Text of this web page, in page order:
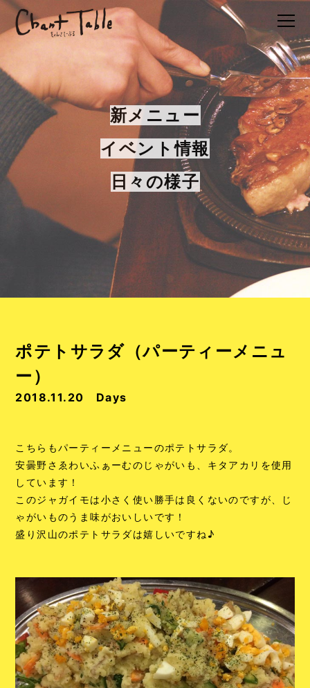
新メニュー
イベント情報
日々の様子
ポテトサラダ（パーティーメニュ
ー）
2018.11.20 Days
こちらもパーティーメニューのポテトサラダ。
安曇野さゑわいふぁーむのじゃがいも、キタアカリを使用
しています！
このジャガイモは小さく使い勝手は良くないのですが、じ
ゃがいものうま味がおいしいです！
盛り沢山のポテトサラダは嬉しいですね♪